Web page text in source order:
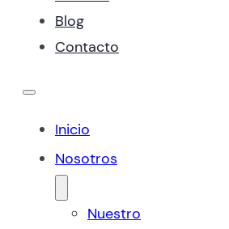
Blog
Contacto
Inicio
Nosotros
Nuestro